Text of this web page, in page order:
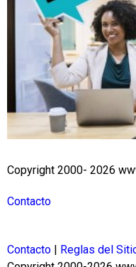
Copyright 2000- 2026
Contacto
Contacto | Reglas del